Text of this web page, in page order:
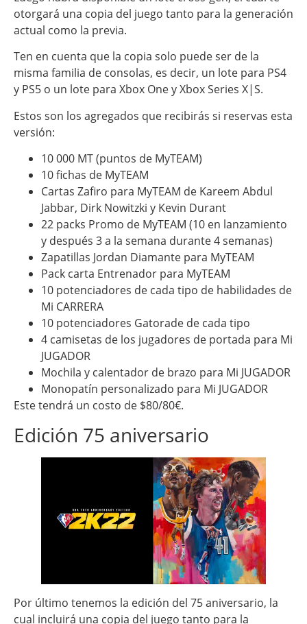
otorgará una copia del juego tanto para la generación
actual como la previa.
Ten en cuenta que la copia solo puede ser de la
misma familia de consolas, es decir, un lote para PS4
y PS5 o un lote para Xbox One y Xbox Series X|S.
Estos son los agregados que recibirás si reservas esta
versión:
10 000 MT (puntos de MyTEAM)
10 fichas de MyTEAM
Cartas Zafiro para MyTEAM de Kareem Abdul
Jabbar, Dirk Nowitzki y Kevin Durant
22 packs Promo de MyTEAM (10 en lanzamiento
y después 3 a la semana durante 4 semanas)
Zapatillas Jordan Diamante para MyTEAM
Pack carta Entrenador para MyTEAM
10 potenciadores de cada tipo de habilidades de
Mi CARRERA
10 potenciadores Gatorade de cada tipo
4 camisetas de los jugadores de portada para Mi
JUGADOR
Mochila y calentador de brazo para Mi JUGADOR
Monopatín personalizado para Mi JUGADOR
Este tendrá un costo de $80/80€.
Edición 75 aniversario
Por último tenemos la edición del 75 aniversario, la
cual incluirá una copia del juego tanto para la